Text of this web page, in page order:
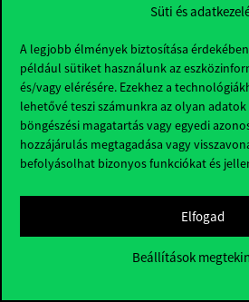
Süti és
A legjobb élmények biztosítása
például sütiket használunk az
és/vagy elérésére. Ezekhez a
lehetővé teszi számunkra az olyan
böngészési magatartás vagy egyedi
hozzájárulás megtagadása vagy
befolyásolhat bizonyos funkciókat és
Elfogad
Beállítások
Kérdésed van a felvételivel
Oktatói elérhetőségek
HUB jelenlegi hallgatóinknak
Sajtó: press@uni-corvinus.hu